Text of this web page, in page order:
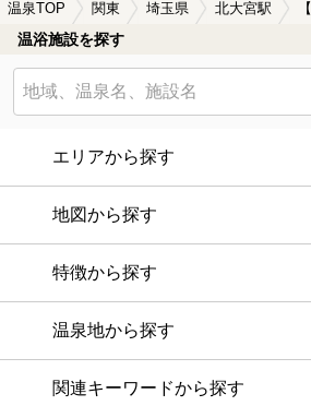
温泉TOP 関東 埼玉県 北大宮駅
温浴施設を探す
エリアから探す
地図から探す
特徴から探す
温泉地から探す
関連キーワードから探す